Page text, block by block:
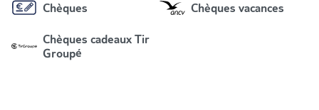
Chèques Chèques vacances
Chèques cadeaux Tir
Groupé